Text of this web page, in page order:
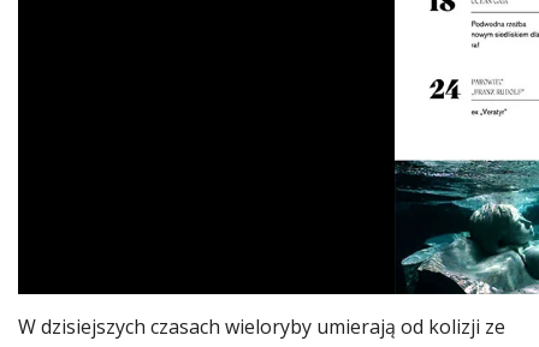
W dzisiejszych czasach wieloryby umierają od kolizji ze